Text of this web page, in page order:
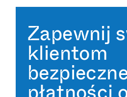
Zapewnij
klientom
płatności